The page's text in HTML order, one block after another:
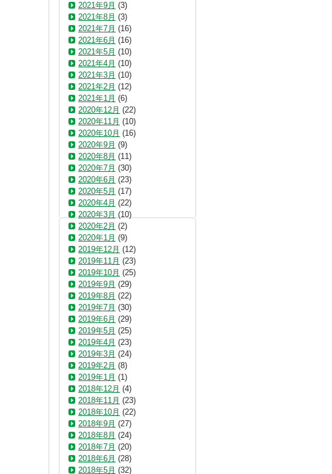
2021年9月 (3)
2021年8月 (3)
2021年7月 (16)
2021年6月 (16)
2021年5月 (10)
2021年4月 (10)
2021年3月 (10)
2021年2月 (12)
2021年1月 (6)
2020年12月 (22)
2020年11月 (10)
2020年10月 (16)
2020年9月 (9)
2020年8月 (11)
2020年7月 (30)
2020年6月 (23)
2020年5月 (17)
2020年4月 (22)
2020年3月 (10)
2020年2月 (2)
2020年1月 (9)
2019年12月 (12)
2019年11月 (23)
2019年10月 (25)
2019年9月 (29)
2019年8月 (22)
2019年7月 (30)
2019年6月 (29)
2019年5月 (25)
2019年4月 (23)
2019年3月 (24)
2019年2月 (8)
2019年1月 (1)
2018年12月 (4)
2018年11月 (23)
2018年10月 (22)
2018年9月 (27)
2018年8月 (24)
2018年7月 (20)
2018年6月 (28)
2018年5月 (32)